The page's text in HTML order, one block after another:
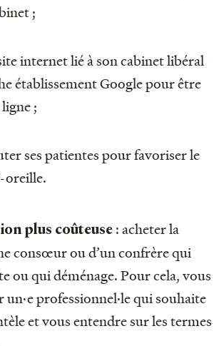
;
internet lié à son cabinet libéral
établissement Google pour être
;
ses patientes pour favoriser le
oreille.
plus coûteuse : acheter la
consœur ou d’un confrère qui
ou qui déménage. Pour cela, vous
professionnel·le qui souhaite
et vous entendre sur les termes